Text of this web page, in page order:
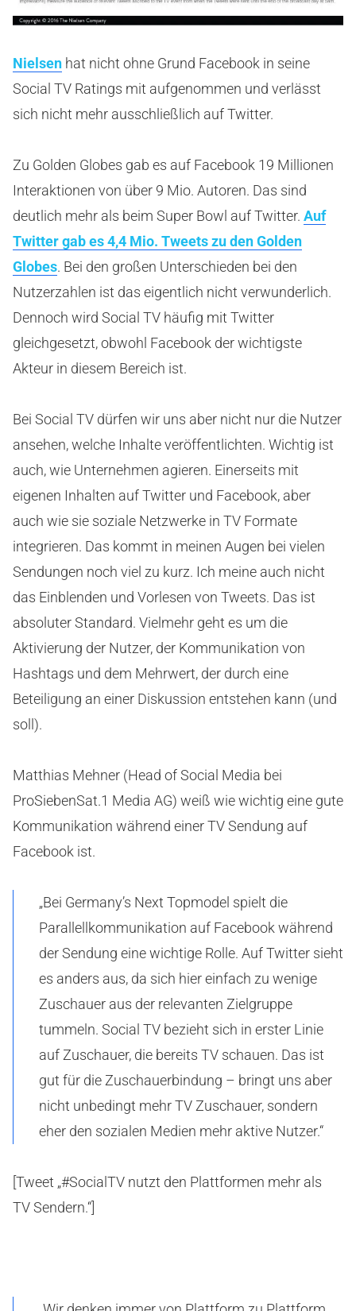
Nielsen hat nicht ohne Grund Facebook in seine
Social TV Ratings mit aufgenommen und verlässt
sich nicht mehr ausschließlich auf Twitter.
Zu Golden Globes gab es auf Facebook 19 Millionen
Interaktionen von über 9 Mio. Autoren. Das sind
deutlich mehr als beim Super Bowl auf Twitter. Auf
Twitter gab es 4,4 Mio. Tweets zu den Golden
Globes. Bei den großen Unterschieden bei den
Nutzerzahlen ist das eigentlich nicht verwunderlich.
Dennoch wird Social TV häufig mit Twitter
gleichgesetzt, obwohl Facebook der wichtigste
Akteur in diesem Bereich ist.
Bei Social TV dürfen wir uns aber nicht nur die Nutzer
ansehen, welche Inhalte veröffentlichten. Wichtig ist
auch, wie Unternehmen agieren. Einerseits mit
eigenen Inhalten auf Twitter und Facebook, aber
auch wie sie soziale Netzwerke in TV Formate
integrieren. Das kommt in meinen Augen bei vielen
Sendungen noch viel zu kurz. Ich meine auch nicht
das Einblenden und Vorlesen von Tweets. Das ist
absoluter Standard. Vielmehr geht es um die
Aktivierung der Nutzer, der Kommunikation von
Hashtags und dem Mehrwert, der durch eine
Beteiligung an einer Diskussion entstehen kann (und
soll).
Matthias Mehner (Head of Social Media bei
ProSiebenSat.1 Media AG) weiß wie wichtig eine gute
Kommunikation während einer TV Sendung auf
Facebook ist.
„Bei Germany’s Next Topmodel spielt die
Parallellkommunikation auf Facebook während
der Sendung eine wichtige Rolle. Auf Twitter sieht
es anders aus, da sich hier einfach zu wenige
Zuschauer aus der relevanten Zielgruppe
tummeln. Social TV bezieht sich in erster Linie
auf Zuschauer, die bereits TV schauen. Das ist
gut für die Zuschauerbindung – bringt uns aber
nicht unbedingt mehr TV Zuschauer, sondern
eher den sozialen Medien mehr aktive Nutzer.“
[Tweet „#SocialTV nutzt den Plattformen mehr als
TV Sendern.“]